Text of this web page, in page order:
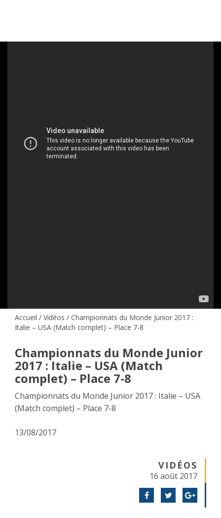
Accueil / Vidéos / Championnats du Monde Junior 2017 :
Italie – USA (Match complet) – Place 7-8
Championnats du Monde Junior
2017 : Italie – USA (Match
complet) – Place 7-8
Championnats du Monde Junior 2017 : Italie – USA
(Match complet) – Place 7-8
13/08/2017
VIDÉOS
16 août 2017